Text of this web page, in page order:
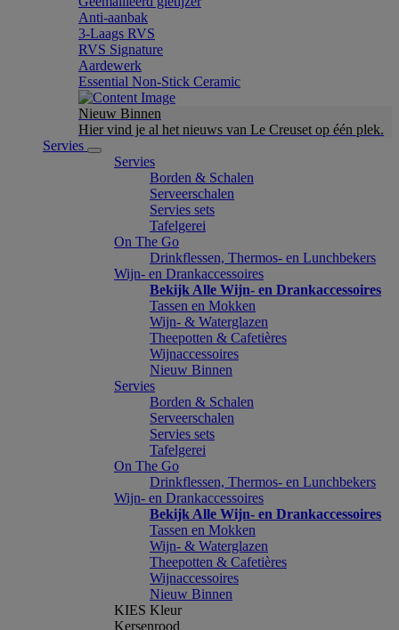
Anti-aanbak
3-Laags RVS
RVS Signature
Aardewerk
Essential Non-Stick Ceramic
Nieuw Binnen
Hier vind je al het nieuws van Le Creuset op één plek.
Servies
Servies
Borden & Schalen
Serveerschalen
Servies sets
Tafelgerei
On The Go
Drinkflessen, Thermos- en Lunchbekers
Wijn- en Drankaccessoires
Bekijk Alle Wijn- en Drankaccessoires
Tassen en Mokken
Wijn- & Waterglazen
Theepotten & Cafetières
Wijnaccessoires
Nieuw Binnen
Servies
Borden & Schalen
Serveerschalen
Servies sets
Tafelgerei
On The Go
Drinkflessen, Thermos- en Lunchbekers
Wijn- en Drankaccessoires
Bekijk Alle Wijn- en Drankaccessoires
Tassen en Mokken
Wijn- & Waterglazen
Theepotten & Cafetières
Wijnaccessoires
Nieuw Binnen
KIES Kleur
Kersenrood